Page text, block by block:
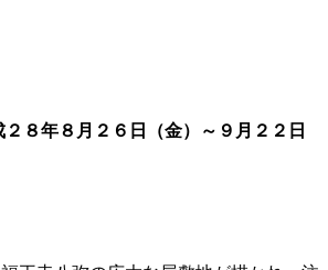
年８月２６日（金）～９月２２日